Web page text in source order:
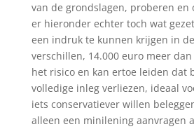
van de grondslagen, proberen en
er hieronder echter toch wat
een indruk te kunnen krijgen in
verschillen, 14.000 euro meer
het risico en kan ertoe leiden dat
volledige inleg verliezen, ideaal
iets conservatiever willen
alleen een minilening aanvragen